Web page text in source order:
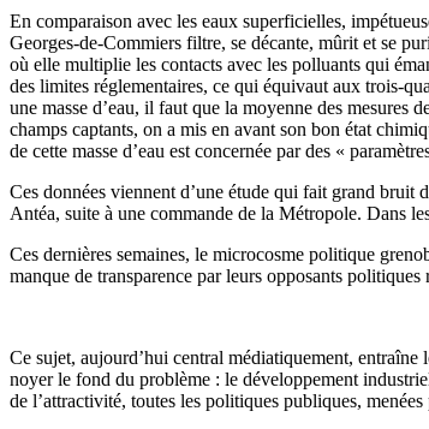
En comparaison avec les eaux superficielles,
Georges-de-Commiers filtre, se décante, mûrit et se
où elle multiplie les contacts avec les polluants qui
des limites réglementaires, ce qui équivaut aux trois-
une masse d’eau, il faut que la moyenne des mesures
champs captants, on a mis en avant son bon état
de cette masse d’eau est concernée par des «
Ces données viennent d’une étude qui fait grand bruit
Antéa, suite à une commande de la Métropole. Dans
Ces dernières semaines, le microcosme politique
manque de transparence par leurs opposants
Ce sujet, aujourd’hui central médiatiquement,
noyer le fond du problème : le développement
de l’attractivité, toutes les politiques publiques,